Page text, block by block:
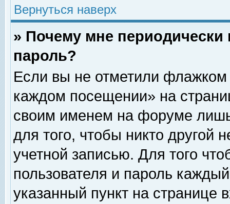
Вернуться наверх
» Почему мне
пароль?
Если вы не отметили флажком
каждом посещении» на
своим именем на форуме
для того, чтобы никто другой
учетной записью. Для того
пользователя и пароль
указанный пункт на